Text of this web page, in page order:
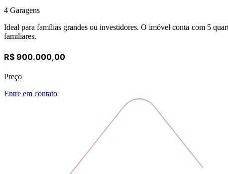
4 Garagens
Ideal para famílias grandes ou investidores. O imóvel conta com 5
familiares.
R$ 900.000,00
Preço
Entre em contato